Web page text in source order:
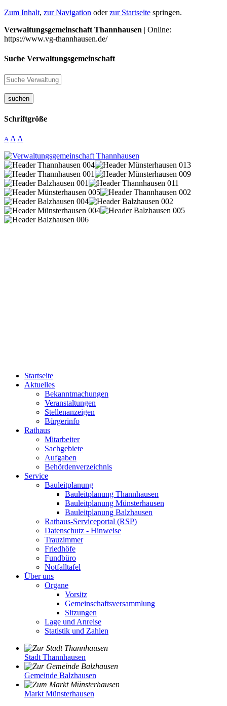
Zum Inhalt, zur Navigation oderzur Startseite springen.
Verwaltungsgemeinschaft Thannhausen | Online:
https://www.vg-thannhausen.de/
Suche Verwaltungsgemeinschaft
suchen
Schriftgröße
A A A
Startseite
Aktuelles
Bekanntmachungen
Veranstaltungen
Stellenanzeigen
Bürgerinfo
Rathaus
Mitarbeiter
Sachgebiete
Aufgaben
Behördenverzeichnis
Service
Bauleitplanung
Bauleitplanung Thannhausen
Bauleitplanung Münsterhausen
Bauleitplanung Balzhausen
Rathaus-Serviceportal (RSP)
Datenschutz - Hinweise
Trauzimmer
Friedhöfe
Fundbüro
Notfalltafel
Über uns
Organe
Vorsitz
Gemeinschaftsversammlung
Sitzungen
Lage und Anreise
Statistik und Zahlen
Stadt Thannhausen
Gemeinde Balzhausen
Markt Münsterhausen